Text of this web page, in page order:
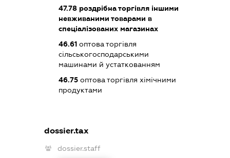
47.78 роздрібна торгівля іншими
невживаними товарами в
спеціалізованих магазинах
46.61 оптова торгівля
сільськогосподарськими
машинами й устаткованням
46.75 оптова торгівля хімічними
продуктами
dossier.tax
dossier.staff